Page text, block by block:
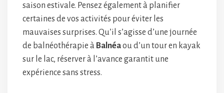
saison estivale. Pensez également à planifier
certaines de vos activités pour éviter les
mauvaises surprises. Qu’il s’agisse d’une journée
de balnéothérapie à Balnéaou d’un tour en kayak
sur le lac, réserver à l’avance garantit une
expérience sans stress.